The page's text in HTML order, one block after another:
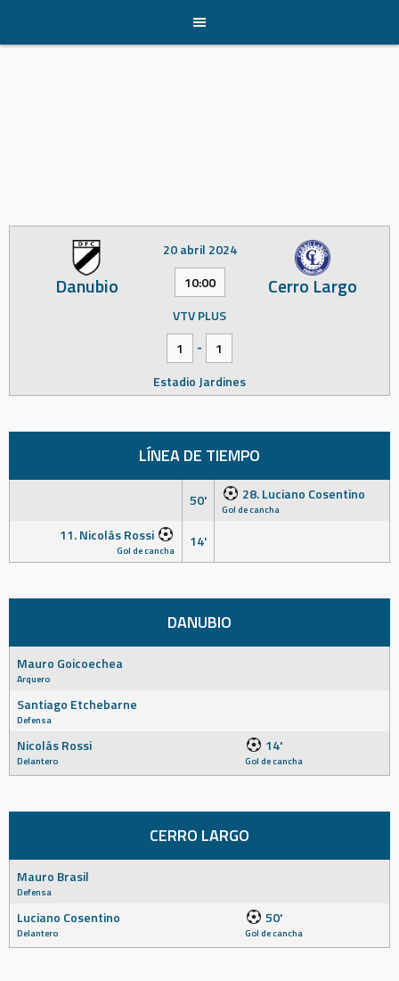
content
Danubio Cerro Largo
20 abril 2024
10:00
VTV PLUS
1
-
1
Estadio Jardines
LÍNEA DE TIEMPO
50' 28. Luciano Cosentino
Gol de cancha
11. Nicolás Rossi
Gol de cancha 14'
DANUBIO
Mauro Goicoechea
Arquero
Santiago Etchebarne
Defensa
Nicolás Rossi
Delantero
14'
Gol de cancha
CERRO LARGO
Mauro Brasil
Defensa
Luciano Cosentino
Delantero
50'
Gol de cancha